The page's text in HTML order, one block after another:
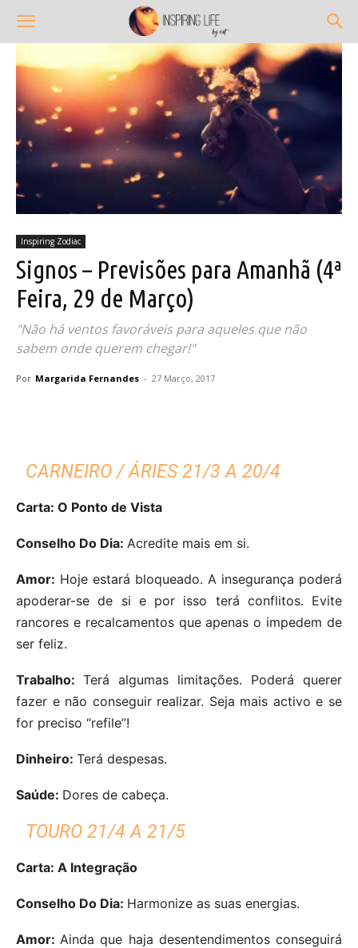
Inspiring Zodiac
Signos – Previsões para Amanhã (4ª
Feira, 29 de Março)
"Não há ventos favoráveis para aqueles que não
sabem onde querem chegar!"
Por Margarida Fernandes - 27 Março, 2017
CARNEIRO / ÁRIES 21/3 A 20/4
Carta: O Ponto de Vista
Conselho Do Dia: Acredite mais em si.
Amor: Hoje estará bloqueado. A insegurança poderá
apoderar-se de si e por isso terá conflitos. Evite
rancores e recalcamentos que apenas o impedem de
ser feliz.
Trabalho: Terá algumas limitações. Poderá querer
fazer e não conseguir realizar. Seja mais activo e se
for preciso “refile”!
Dinheiro: Terá despesas.
Saúde: Dores de cabeça.
TOURO 21/4 A 21/5
Carta: A Integração
Conselho Do Dia: Harmonize as suas energias.
Amor: Ainda que haja desentendimentos conseguirá